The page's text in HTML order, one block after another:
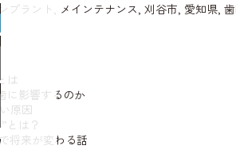
プラント , メインテナンス, 刈谷市, 愛知県,
は
に影響するのか
原因
とは？
将来が変わる話